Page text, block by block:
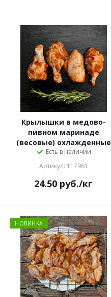
Крылышки в медово-
пивном маринаде
(весовые) охлажденные
Есть в наличии
Артикул: 117961
24.50 руб./кг
НОВИНКА